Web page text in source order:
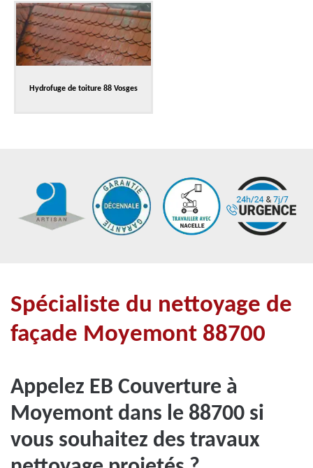
Hydrofuge de toiture 88 Vosges
Spécialiste du nettoyage de
façade Moyemont 88700
Appelez EB Couverture à
Moyemont dans le 88700 si
vous souhaitez des travaux